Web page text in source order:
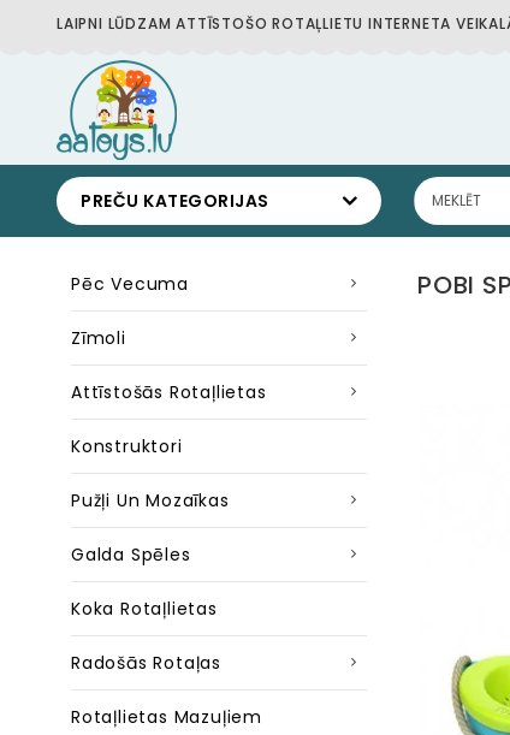
LAIPNI LŪDZAM ATTĪSTOŠO ROTAĻLIETU INTERNETA
PREČU KATEGORIJAS
Pēc Vecuma
Zīmoli
Attīstošās Rotaļlietas
Konstruktori
Pužļi Un Mozaīkas
Galda Spēles
Koka Rotaļlietas
Radošās Rotaļas
Rotaļlietas Mazuļiem
POBI